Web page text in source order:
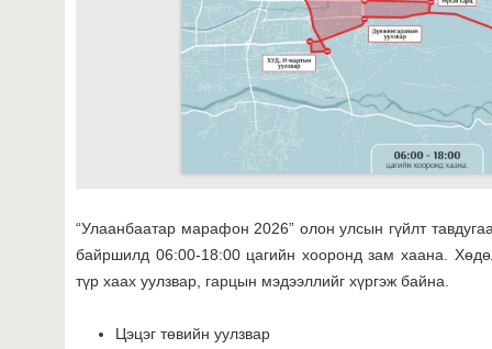
“Улаанбаатар марафон 2026” олон улсын гүйлт
байршилд 06:00-18:00 цагийн хооронд зам хаана.
түр хаах уулзвар, гарцын мэдээллийг хүргэж байна.
Цэцэг төвийн уулзвар